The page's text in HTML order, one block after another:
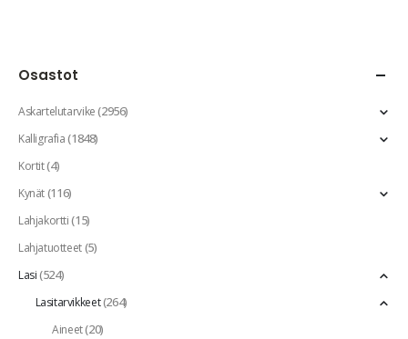
Osastot
Askartelutarvike(2956)
Kalligrafia(1848)
Kortit(4)
Kynät(116)
Lahjakortti(15)
Lahjatuotteet(5)
Lasi(524)
Lasitarvikkeet(264)
Aineet(20)